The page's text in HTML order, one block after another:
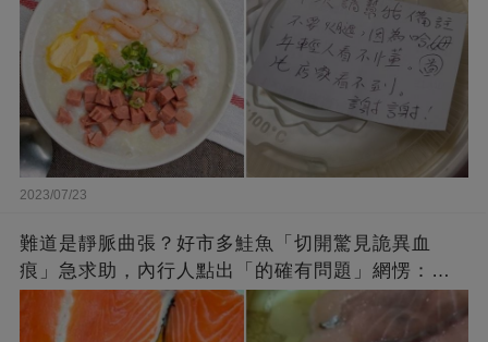
2023/07/23
難道是靜脈曲張？好市多鮭魚「切開驚見詭異血
痕」急求助，內行人點出「的確有問題」網愣：不
退貨照吃